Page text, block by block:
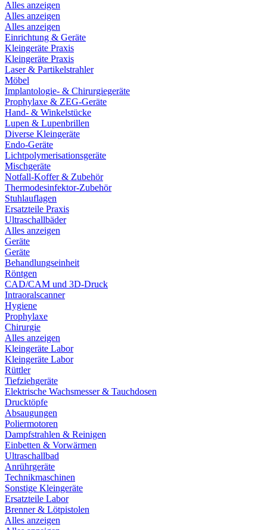
Alles anzeigen
Alles anzeigen
Alles anzeigen
Einrichtung & Geräte
Kleingeräte Praxis
Kleingeräte Praxis
Laser & Partikelstrahler
Möbel
Implantologie- & Chirurgiegeräte
Prophylaxe & ZEG-Geräte
Hand- & Winkelstücke
Lupen & Lupenbrillen
Diverse Kleingeräte
Endo-Geräte
Lichtpolymerisationsgeräte
Mischgeräte
Notfall-Koffer & Zubehör
Thermodesinfektor-Zubehör
Stuhlauflagen
Ersatzteile Praxis
Ultraschallbäder
Alles anzeigen
Geräte
Geräte
Behandlungseinheit
Röntgen
CAD/CAM und 3D-Druck
Intraoralscanner
Hygiene
Prophylaxe
Chirurgie
Alles anzeigen
Kleingeräte Labor
Kleingeräte Labor
Rüttler
Tiefziehgeräte
Elektrische Wachsmesser & Tauchdosen
Drucktöpfe
Absaugungen
Poliermotoren
Dampfstrahlen & Reinigen
Einbetten & Vorwärmen
Ultraschallbad
Anrührgeräte
Technikmaschinen
Sonstige Kleingeräte
Ersatzteile Labor
Brenner & Lötpistolen
Alles anzeigen